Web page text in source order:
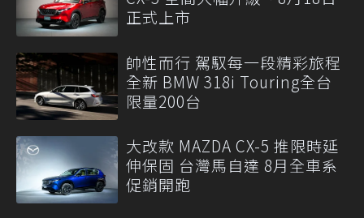
正式上市
帥性而行 駕馭每一段精彩旅程
全新 BMW 318i Touring全台
限量200台
大改款 MAZDA CX-5 推限時延
伸保固 台灣馬自達 8月全車系
促銷開跑